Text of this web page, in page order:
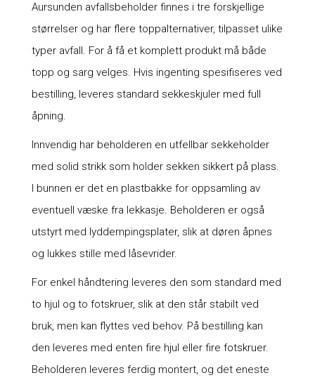
Aursunden avfallsbeholder finnes i tre forskjellige
størrelser og har flere toppalternativer, tilpasset ulike
typer avfall. For å få et komplett produkt må både
topp og sarg velges. Hvis ingenting spesifiseres ved
bestilling, leveres standard sekkeskjuler med full
åpning.
Innvendig har beholderen en utfellbar sekkeholder
med solid strikk som holder sekken sikkert på plass.
I bunnen er det en plastbakke for oppsamling av
eventuell væske fra lekkasje. Beholderen er også
utstyrt med lyddempingsplater, slik at døren åpnes
og lukkes stille med låsevrider.
For enkel håndtering leveres den som standard med
to hjul og to fotskruer, slik at den står stabilt ved
bruk, men kan flyttes ved behov. På bestilling kan
den leveres med enten fire hjul eller fire fotskruer.
Beholderen leveres ferdig montert, og det eneste